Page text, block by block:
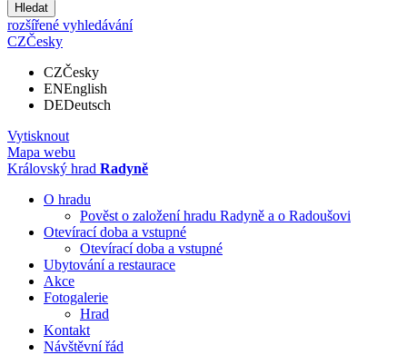
Hledat
rozšířené vyhledávání
CZČesky
CZČesky
ENEnglish
DEDeutsch
Vytisknout
Mapa webu
Královský hrad Radyně
O hradu
Pověst o založení hradu Radyně a o Radoušovi
Otevírací doba a vstupné
Otevírací doba a vstupné
Ubytování a restaurace
Akce
Fotogalerie
Hrad
Kontakt
Návštěvní řád